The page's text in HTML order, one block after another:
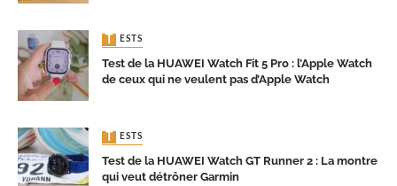
TESTS
Test de la HUAWEI Watch Fit 5 Pro : l’Apple Watch
de ceux qui ne veulent pas d’Apple Watch
TESTS
Test de la HUAWEI Watch GT Runner 2 : La montre
qui veut détrôner Garmin